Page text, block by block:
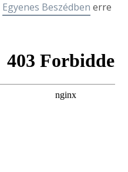
Egyenes Beszédben erre